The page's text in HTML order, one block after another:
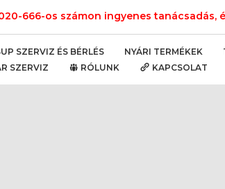
666-os számon ingyenes
SZERVIZ ÉS BÉRLÉS NYÁRI TERMÉKEK
SZERVIZ
RÓLUNK KAPCSOLAT